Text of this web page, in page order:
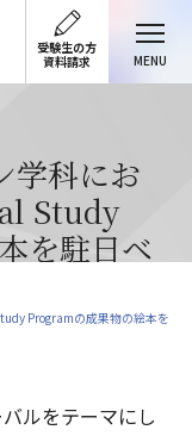
受験生の方
資料請求
MENU
学科にお
Study
を駐日ベ
ました
Programの成果物の絵本を
ルをテーマにし